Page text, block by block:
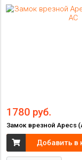
1780 руб.
Замок врезной Apecs
Добавить в